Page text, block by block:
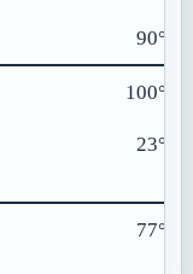
90°
100°
23°
77°